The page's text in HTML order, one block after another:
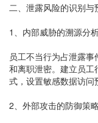
二、泄露风险的识别与
1、内部威胁的溯源分
员工不当行为占泄露
和离职泄密。建立员
式，设置敏感数据访问
2、外部攻击的防御策